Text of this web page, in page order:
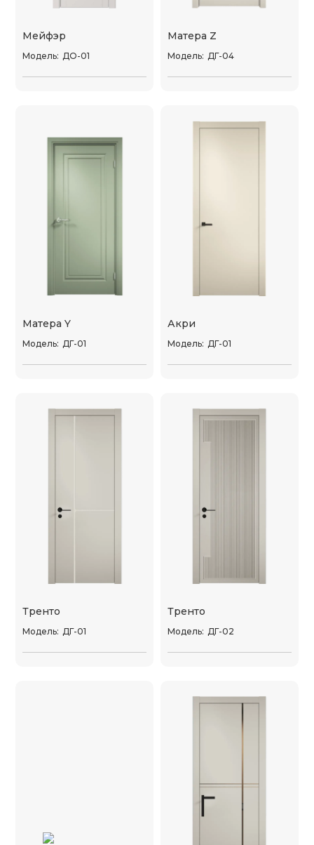
Мейфэр
Модель: ДО-01
Матера Z
Модель: ДГ-04
Матера Y
Модель: ДГ-01
Акри
Модель: ДГ-01
Тренто
Модель: ДГ-01
Тренто
Модель: ДГ-02